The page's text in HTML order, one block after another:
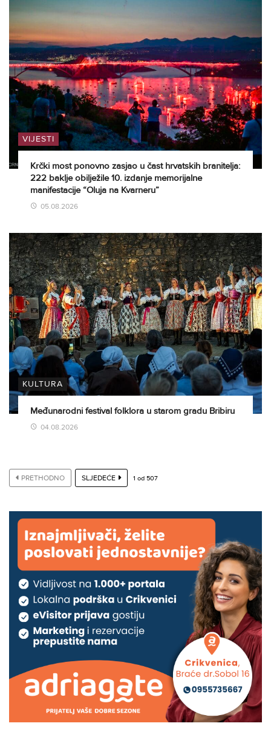
VIJESTI
Krčki most ponovno zasjao u čast hrvatskih branitelja:
222 baklje obilježile 10. izdanje memorijalne
manifestacije “Oluja na Kvarneru”
05.08.2026
KULTURA
Međunarodni festival folklora u starom gradu Bribiru
04.08.2026
PRETHODNO SLJEDEĆE 1 od 507